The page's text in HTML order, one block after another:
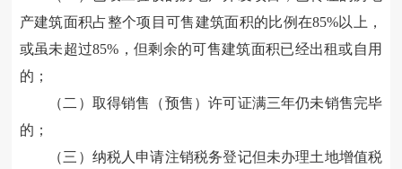
产建筑面积占整个项目可售建筑面积的比例在85%以上，
或虽未超过85%，但剩余的可售建筑面积已经出租或自用
的 ；
（二）取得销售（预售）许可证满三年仍未销售完毕
的 ；
（三）纳税人申请注销税务登记但未办理土地增值税